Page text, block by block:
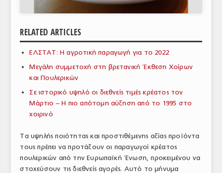
ΕΜΠΟΡΙΚΟΣ ΚΑΤΑΛΟΓΟΣ
ΠΑΡΑΓΩΓΗ & ΕΜΠΟΡΙΑ
ΣΦΑΓΕΙΑ
ΠΡΩΤΕΣ ΥΛΕΣ
ΕΞΟΠΛΙΣΜΟΣ
ΥΠΗΡΕΣΙΕΣ
ΕΜΠΟΡΙΚΟΙ ΑΝΤΙΠΡΟΣΩΠΟΙ
ΝΟΜΟΘΕΣΙΑ
RELATED ARTICLES
ΕΛΣΤΑΤ: Η αγροτική παραγωγή για το 2022
Μεγάλη συμμετοχή στη βρετανική Έκθεση Χοίρων
και Πουλερικών
Σε ιστορικό υψηλό οι διεθνείς τιμές κρέατος τον
Μάρτιο – Η πιο απότομη αύξηση από το 1995 στο
χοιρινό
Tα υψηλής ποιότητας και προστιθέμενης αξίας προϊόντα
τους πρέπει να προτάξουν οι παραγωγοί κρέατος
πουλερικών από την Ευρωπαϊκή Ένωση, προκειμένου να
στοχεύσουν τις διεθνείς αγορές. Αυτό το μήνυμα